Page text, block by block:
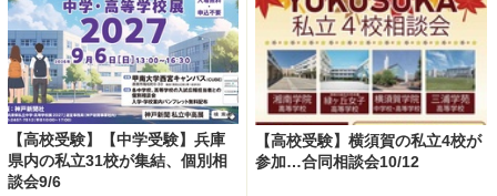
【高校受験】【中学受験】兵庫
県内の私立31校が集結、個別相
談会9/6
【高校受験】横須賀の私立4校が
参加…合同相談会10/12